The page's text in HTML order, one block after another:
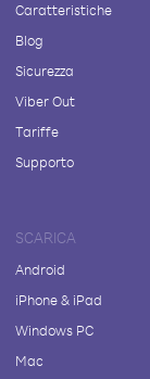
Caratteristiche
Blog
Sicurezza
Viber Out
Tariffe
Supporto
SCARICA
Android
iPhone & iPad
Windows PC
Mac